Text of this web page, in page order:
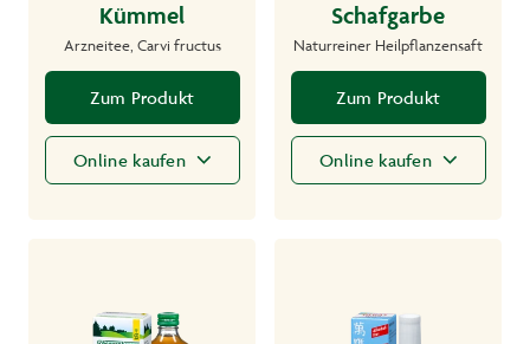
Kümmel
Arzneitee, Carvi fructus
Zum Produkt
Online kaufen
Schafgarbe
Naturreiner Heilpflanzensaft
Zum Produkt
Online kaufen